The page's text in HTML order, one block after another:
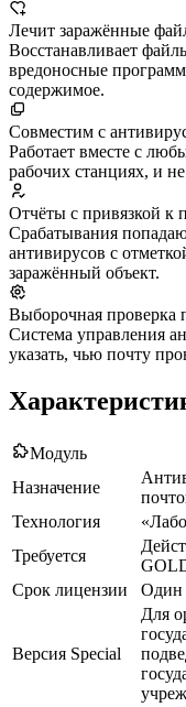
Лечит заражённые
Восстанавливает
вредоносные
содержимое.
Совместим с
Работает вместе с
рабочих станциях, и
Отчёты с привязкой к
Срабатывания
антивирусов с
заражённый объект.
Выборочная проверка
Система управления
указать, чью почту
Модуль
Назначение
Технология
Требуется
Срок лицензии
Один
Версия Special
Для